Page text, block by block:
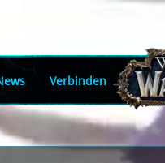
Verbinden